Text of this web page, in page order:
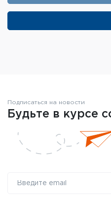
Подписаться на новости
Будьте в курсе